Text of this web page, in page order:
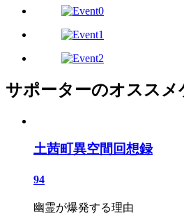
サポーターのオススメ
土茜町異空間回想録
94
幽霊が爆発する理由